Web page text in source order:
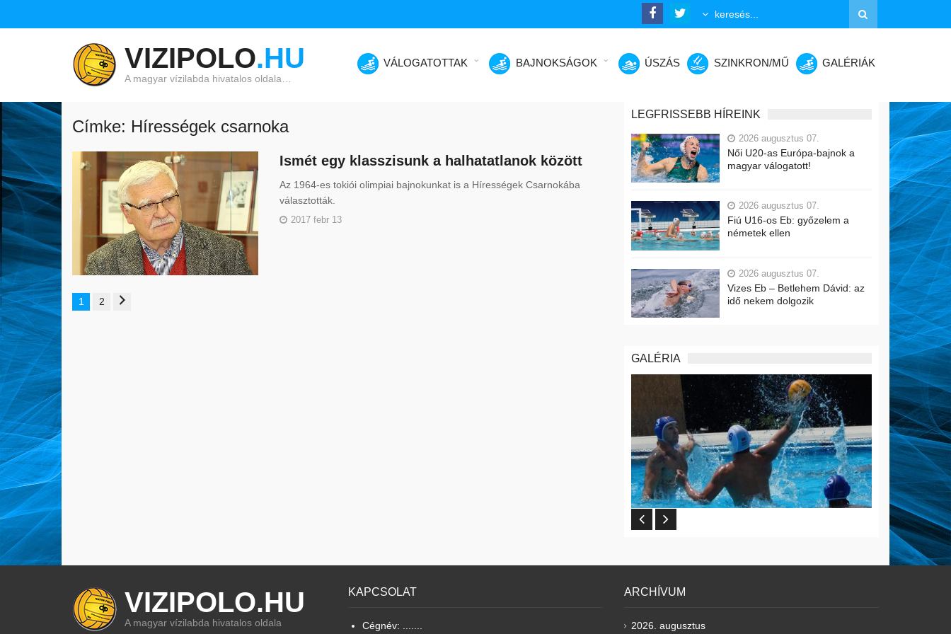
VIZIPOLO.HU
A magyar vízilabda hivatalos oldala…
VÁLOGATOTTAK BAJNOKSÁGOK ÚSZÁS SZINKRON/MŰ GALÉRIÁK
Címke: Hírességek csarnoka
Ismét egy klasszisunk a halhatatlanok között
Az 1964-es tokiói olimpiai bajnokunkat is a Hírességek Csarnokába
választották.
2017 febr 13
1 2
LEGFRISSEBB HÍREINK
2026 augusztus 07.
Női U20-as Európa-bajnok a
magyar válogatott!
2026 augusztus 07.
Fiú U16-os Eb: győzelem a
németek ellen
2026 augusztus 07.
Vizes Eb – Betlehem Dávid: az
idő nekem dolgozik
GALÉRIA
VIZIPOLO.HU
A magyar vízilabda hivatalos oldala
KAPCSOLAT
Cégnév: .......
ARCHÍVUM
2026. augusztus